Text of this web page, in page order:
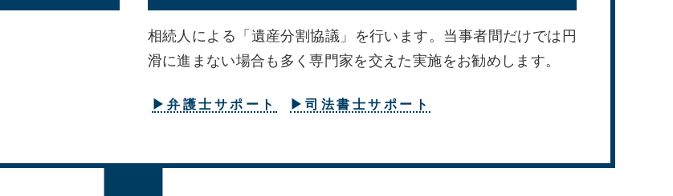
相続人による「遺産分割協議」を行います。当事者間だけでは円
滑に進まない場合も多く専門家を交えた実施をお勧めします。
▶弁護士サポート ▶司法書士サポート